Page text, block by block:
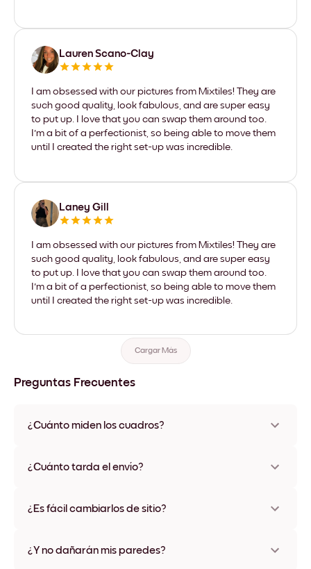
Lauren Scano-Clay
I am obsessed with our pictures from Mixtiles! They are
such good quality, look fabulous, and are super easy
to put up. I love that you can swap them around too.
I'm a bit of a perfectionist, so being able to move them
until I created the right set-up was incredible.
Laney Gill
I am obsessed with our pictures from Mixtiles! They are
such good quality, look fabulous, and are super easy
to put up. I love that you can swap them around too.
I'm a bit of a perfectionist, so being able to move them
until I created the right set-up was incredible.
Cargar Más
Preguntas Frecuentes
¿Cuánto miden los cuadros?
varios materiales y colores de marco, incluidas opciones sin
¿Cuánto tarda el envío?
disponibles en algunos países. Te enviaremos un número de
¿Es fácil cambiarlos de sitio?
ningún daño
¿Y no dañarán mis paredes?